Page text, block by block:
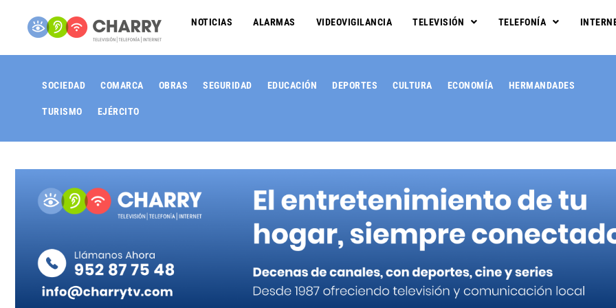
NOTICIAS ALARMAS VIDEOVIGILANCIA TELEVISIÓN TELEFONÍA
SOCIEDAD COMARCA OBRAS SEGURIDAD EDUCACIÓN DEPORTES CULTURA ECONOMÍA HERMANDADES
TURISMO EJÉRCITO